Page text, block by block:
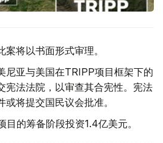
将以书面形式审理。
尼亚与美国在TRIPP项目框架下的
宪法法院，以审查其合宪性。宪法
将提交国民议会批准。
的筹备阶段投资1.4亿美元。